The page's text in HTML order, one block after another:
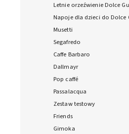
Letnie orzeźwienie Dolce
Napoje dla dzieci do Dolce
Musetti
Segafredo
Caffe Barbaro
Dallmayr
Pop caffé
Passalacqua
Zestaw testowy
Friends
Gimoka